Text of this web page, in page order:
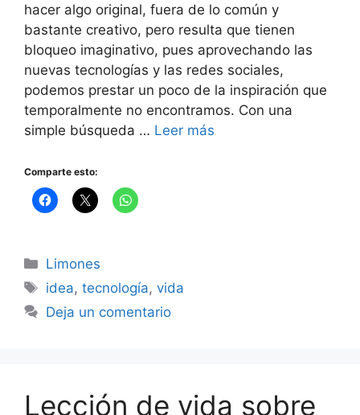
hacer algo original, fuera de lo común y
bastante creativo, pero resulta que tienen
bloqueo imaginativo, pues aprovechando las
nuevas tecnologías y las redes sociales,
podemos prestar un poco de la inspiración que
temporalmente no encontramos. Con una
simple búsqueda … Leer más
Comparte esto:
Categorías
Limones
Etiquetas
idea,tecnología,vida
Deja un comentario
Lección de vida sobre